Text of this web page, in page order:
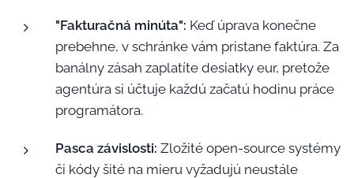
"Fakturačná minúta": Keď úprava konečne
prebehne, v schránke vám pristane faktúra. Za
banálny zásah zaplatíte desiatky eur, pretože
agentúra si účtuje každú začatú hodinu práce
programátora.
Pasca závislosti: Zložité open-source systémy
či kódy šité na mieru vyžadujú neustále